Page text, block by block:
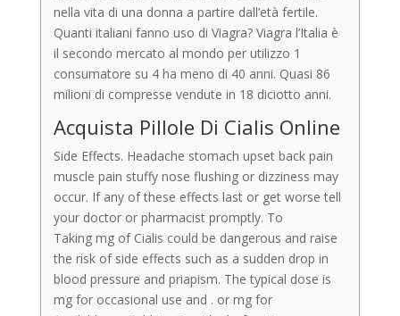
nella vita di una donna a partire dall’età fertile.
Quanti italiani fanno uso di Viagra? Viagra l’Italia è
il secondo mercato al mondo per utilizzo 1
consumatore su 4 ha meno di 40 anni. Quasi 86
milioni di compresse vendute in 18 diciotto anni.
Acquista Pillole Di Cialis Online
Side Effects. Headache stomach upset back pain
muscle pain stuffy nose flushing or dizziness may
occur. If any of these effects last or get worse tell
your doctor or pharmacist promptly. To
Taking mg of Cialis could be dangerous and raise
the risk of side effects such as a sudden drop in
blood pressure and priapism. The typical dose is
mg for occasional use and . or mg for